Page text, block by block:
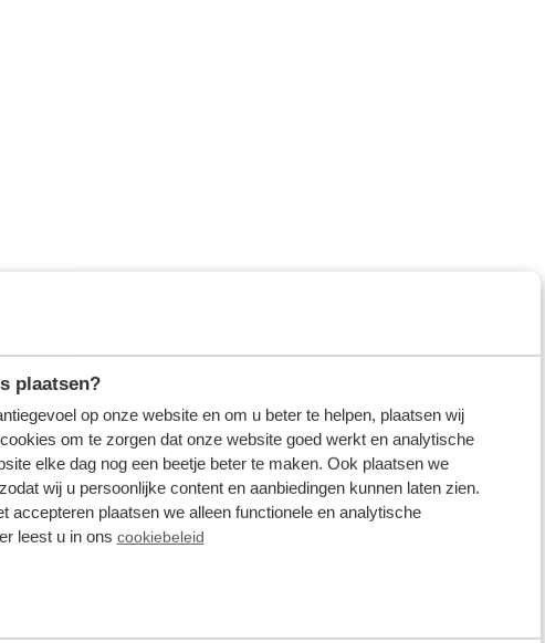
plaatsen?
op onze website en om u beter te helpen, plaatsen wij
om te zorgen dat onze website goed werkt en analytische
elke dag nog een beetje beter te maken. Ook plaatsen we
wij u persoonlijke content en aanbiedingen kunnen laten zien.
accepteren plaatsen we alleen functionele en analytische
leest u in ons cookiebeleid